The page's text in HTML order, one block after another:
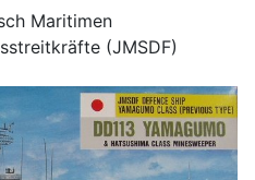
Maritimen
(JMSDF)